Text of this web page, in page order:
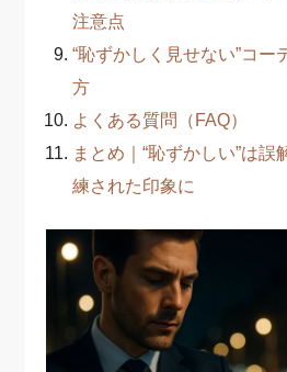
注意点
“恥ずかしく見せない”コー
方
よくある質問（FAQ）
まとめ｜“恥ずかしい”は
練された印象に